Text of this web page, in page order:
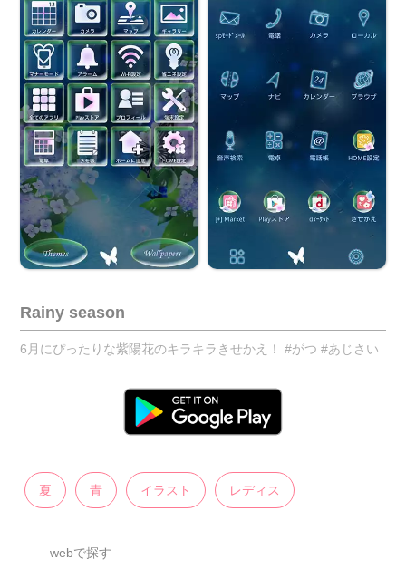
Rainy season
6月にぴったりな紫陽花のキラキラきせかえ！ #がつ #あじさい
夏 青 イラスト レディス
webで探す